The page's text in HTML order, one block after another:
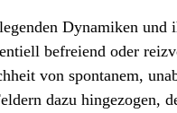
Dynamiken
befreiend oder
von spontanem,
dazu hingezogen,